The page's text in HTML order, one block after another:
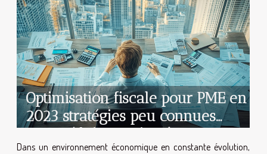
Optimisation fiscale pour PME en
2023 stratégies peu connues
pour réduire ses impôts
Dans un environnement économique en constante évolution,